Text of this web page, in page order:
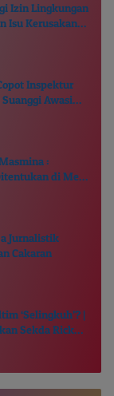
Izin Lingkungan
Isu Kerusakan
ke Publik
Inspektur
Awasi
:
di Meja
Jurnalistik
Cakaran
‘Selingkuh’? |
Sekda Ricky